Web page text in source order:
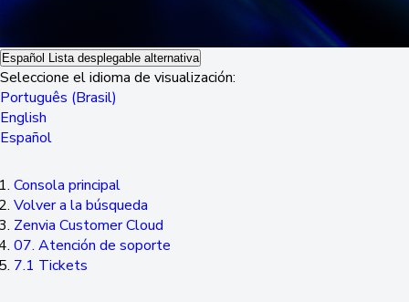
Español Lista desplegable alternativa
Seleccione el idioma de visualización:
Português (Brasil)
English
Español
Consola principal
Volver a la búsqueda
Zenvia Customer Cloud
07. Atención de soporte
7.1 Tickets